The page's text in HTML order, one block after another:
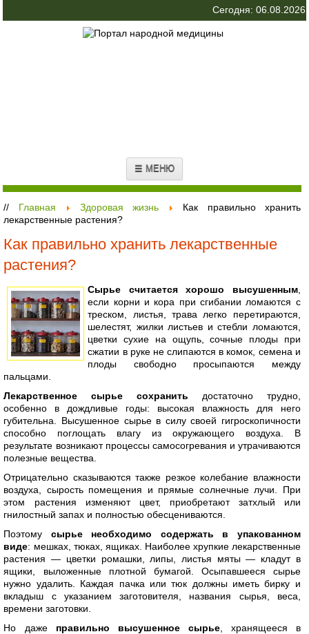
Сегодня: 06.08.2026
☰ МЕНЮ
// Главная Здоровая жизнь
Как правильно хранить
лекарственные растения?
Как правильно хранить лекарственные
растения?
Сырье считается хорошо высушенным,
если корни и кора при сгибании ломаются с
треском, листья, трава легко перетираются,
шелестят, жилки листьев и стебли ломаются,
цветки сухие на ощупь, сочные плоды при
сжатии в руке не слипаются в комок, семена и
плоды свободно просыпаются между
пальцами.
Лекарственное сырье сохранить достаточно трудно,
особенно в дождливые годы: высокая влажность для него
губительна. Высушенное сырье в силу своей гигроскопичности
способно поглощать влагу из окружающего воздуха. В
результате возникают процессы самосогревания и утрачиваются
полезные вещества.
Отрицательно сказываются также резкое колебание влажности
воздуха, сырость помещения и прямые солнечные лучи. При
этом растения изменяют цвет, приобретают затхлый или
гнилостный запах и полностью обесцениваются.
Поэтому сырье необходимо содержать в упакованном
виде: мешках, тюках, ящиках. Наиболее хрупкие лекарственные
растения — цветки ромашки, липы, листья мяты — кладут в
ящики, выложенные плотной бумагой. Осыпавшееся сырье
нужно удалить. Каждая пачка или тюк должны иметь бирку и
вкладыш с указанием заготовителя, названия сырья, веса,
времени заготовки.
Но даже правильно высушенное сырье, хранящееся в